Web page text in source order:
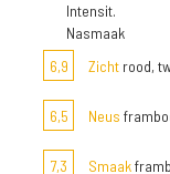
Intensit.
Nasmaak
6,9
Zicht rood,
6,5 Neus
7,3 Smaak